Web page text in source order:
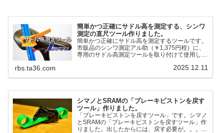
簡単かつ正確にサドル高を測定する、シンワ
測定の直尺ツール作りました。
簡単かつ正確にサドル高を測定するツールです。
市販品のシンワ測定アル助（￥1,375円程）に、
専用のサドル高測定ツールを取り付けて使用しま
るようになりました。シンワ測定(Shinwa
Sokutei)￥1,375Amazon.c...
rbs.ta36.com 2025.12.11
シマノとSRAMの「ブレーキピストンを戻す
ツール」作りました。
「ブレーキピストンを戻すツール」です。シマノ
とSRAMの「ブレーキピストンを戻すツール」作
りました。出したからには、戻す必要が。。。で